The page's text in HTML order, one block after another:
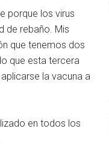
porque los virus
de rebaño. Mis
que tenemos dos
que esta tercera
la vacuna a
en todos los